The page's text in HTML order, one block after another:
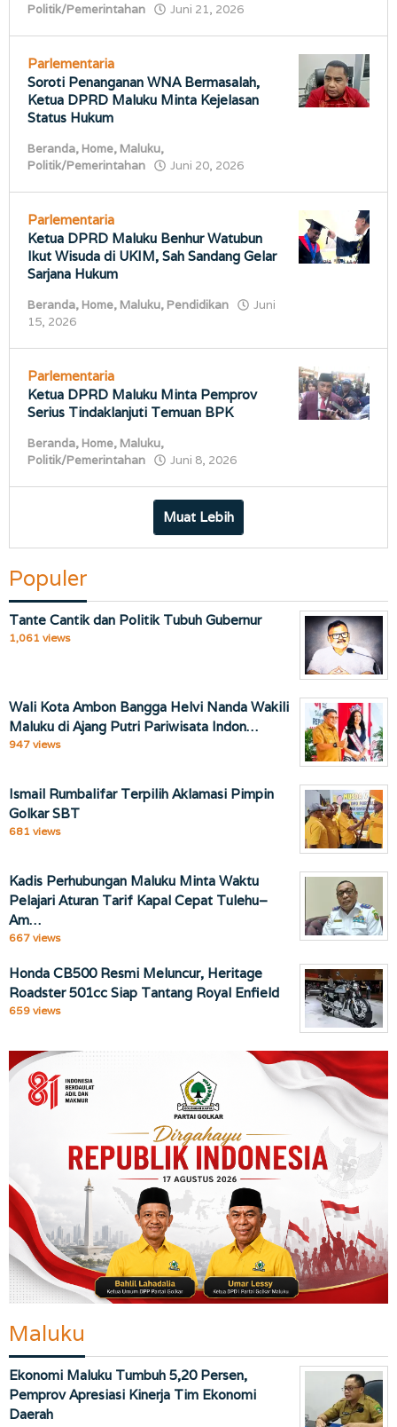
Politik/Pemerintahan Juni 21, 2026
Parlementaria
Soroti Penanganan WNA Bermasalah,
Ketua DPRD Maluku Minta Kejelasan
Status Hukum
Beranda, Home, Maluku,
Politik/Pemerintahan
Juni 20, 2026
Parlementaria
Ketua DPRD Maluku Benhur Watubun
Ikut Wisuda di UKIM, Sah Sandang Gelar
Sarjana Hukum
Beranda, Home, Maluku, Pendidikan
Juni
15, 2026
Parlementaria
Ketua DPRD Maluku Minta Pemprov
Serius Tindaklanjuti Temuan BPK
Beranda, Home, Maluku,
Politik/Pemerintahan
Juni 8, 2026
Muat Lebih
Populer
Tante Cantik dan Politik Tubuh Gubernur
1,061 views
Wali Kota Ambon Bangga Helvi Nanda Wakili
Maluku di Ajang Putri Pariwisata Indon…
947 views
Ismail Rumbalifar Terpilih Aklamasi Pimpin
Golkar SBT
681 views
Kadis Perhubungan Maluku Minta Waktu
Pelajari Aturan Tarif Kapal Cepat Tulehu–
Am…
667 views
Honda CB500 Resmi Meluncur, Heritage
Roadster 501cc Siap Tantang Royal Enfield
659 views
Maluku
Ekonomi Maluku Tumbuh 5,20 Persen,
Pemprov Apresiasi Kinerja Tim Ekonomi
Daerah